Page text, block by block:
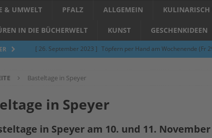
& UMWELT PFALZ ALLGEMEIN
IN DIE BÜCHERWELT KUNST GESCHENKIDEEN
[ 26. September 2023 ] Töpfern per Hand am Wochenende (Fr
[ 5. Juni 2023 ] Töpfern am Abend – Schnupperkurse an der
ALLGEMEIN
[ 24. März 2023 ]
Umfage: Wie gelingt eine zukunftsfähige
[ 24. März 2023 ] Töpfern per Hand am Abend in Limburgerhof
Basteltage in Speyer
in Speyer
in Speyer am 10. und 11. November